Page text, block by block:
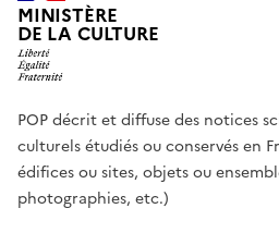
MINISTÈRE
DE LA CULTURE
POP décrit et diffuse des notices
culturels étudiés ou conservés en
édifices ou sites, objets ou
photographies, etc.)